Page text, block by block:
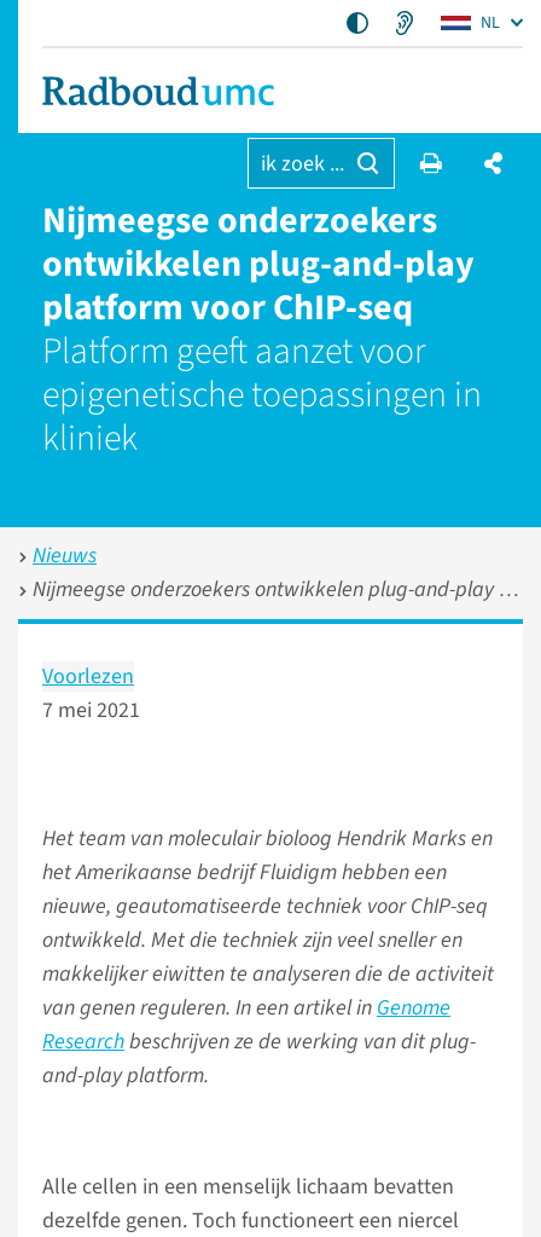
NL
ik zoek ...
Nijmeegse onderzoekers
ontwikkelen plug-and-play
platform voor ChIP-seq
Platform geeft aanzet voor
epigenetische toepassingen in
kliniek
Nieuws
Nijmeegse onderzoekers ontwikkelen plug-and-play platform voor ChIP-seq
Voorlezen
7 mei 2021
Het team van moleculair bioloog Hendrik Marks en
het Amerikaanse bedrijf Fluidigm hebben een
nieuwe, geautomatiseerde techniek voor ChIP-seq
ontwikkeld. Met die techniek zijn veel sneller en
makkelijker eiwitten te analyseren die de activiteit
van genen reguleren. In een artikel inGenome
Researchbeschrijven ze de werking van dit plug-
and-play platform.
Alle cellen in een menselijk lichaam bevatten
dezelfde genen. Toch functioneert een niercel